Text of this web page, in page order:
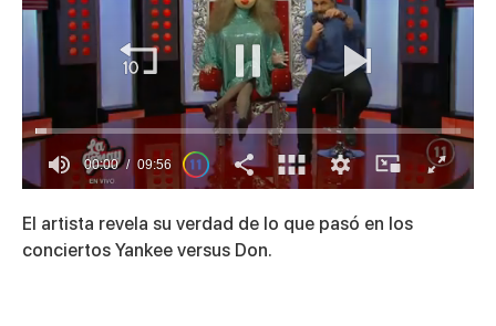
seconds
of
9
00:01 09:56
El artista revela su verdad de lo que pasó en los
conciertos Yankee versus Don.